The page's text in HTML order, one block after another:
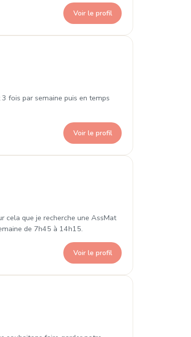
Voir le profil
fois par semaine puis en temps
Voir le profil
cela que je recherche une AssMat
de 7h45 à 14h15.
Voir le profil